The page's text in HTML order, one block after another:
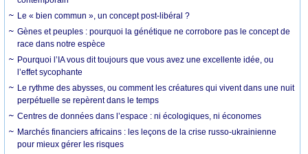
Le « bien commun », un concept post-libéral ?
Gènes et peuples : pourquoi la génétique ne corrobore pas le concept de
race dans notre espèce
Pourquoi l’IA vous dit toujours que vous avez une excellente idée, ou
l’effet sycophante
Le rythme des abysses, ou comment les créatures qui vivent dans une nuit
perpétuelle se repèrent dans le temps
Centres de données dans l’espace : ni écologiques, ni économes
Marchés financiers africains : les leçons de la crise russo-ukrainienne
pour mieux gérer les risques